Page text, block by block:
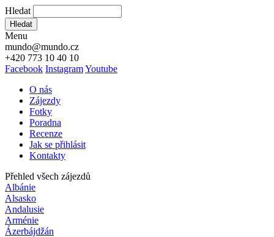
Hledat
Hledat
Menu
mundo@mundo.cz
+420 773 10 40 10
Facebook InstagramYoutube
O nás
Zájezdy
Fotky
Poradna
Recenze
Jak se přihlásit
Kontakty
Přehled všech zájezdů
Albánie
Alsasko
Andalusie
Arménie
Ázerbájdžán